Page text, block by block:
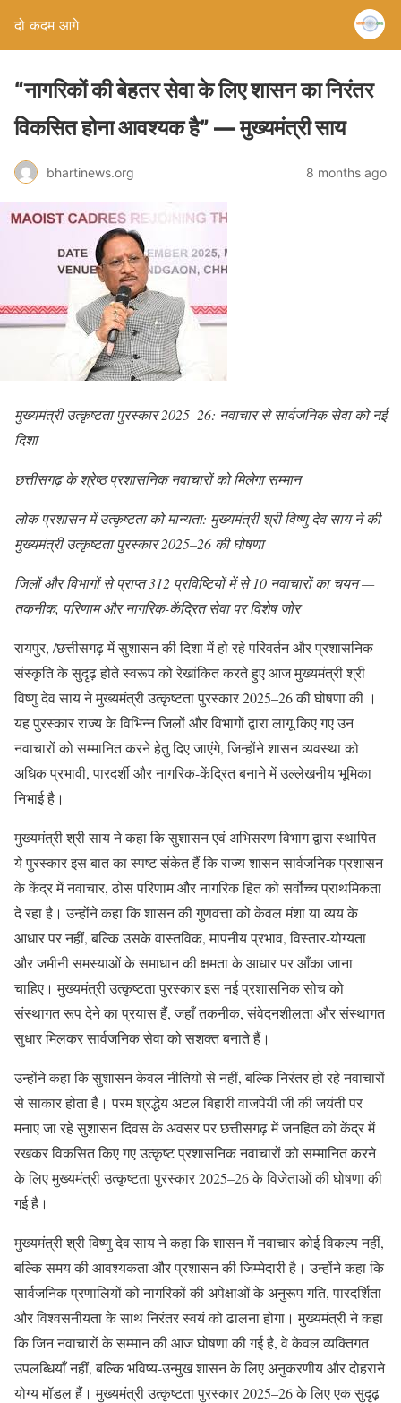
दो कदम आगे
“नागरिकों की बेहतर सेवा के लिए शासन का निरंतर
विकसित होना आवश्यक है” — मुख्यमंत्री साय
bhartinews.org 8 months ago
मुख्यमंत्री उत्कृष्टता पुरस्कार 2025–26: नवाचार से सार्वजनिक सेवा को नई
दिशा
छत्तीसगढ़ के श्रेष्ठ प्रशासनिक नवाचारों को मिलेगा सम्मान
लोक प्रशासन में उत्कृष्टता को मान्यता: मुख्यमंत्री श्री विष्णु देव साय ने की
मुख्यमंत्री उत्कृष्टता पुरस्कार 2025–26 की घोषणा
जिलों और विभागों से प्राप्त 312 प्रविष्टियों में से 10 नवाचारों का चयन —
तकनीक, परिणाम और नागरिक-केंद्रित सेवा पर विशेष जोर
रायपुर, /छत्तीसगढ़ में सुशासन की दिशा में हो रहे परिवर्तन और प्रशासनिक
संस्कृति के सुदृढ़ होते स्वरूप को रेखांकित करते हुए आज मुख्यमंत्री श्री
विष्णु देव साय ने मुख्यमंत्री उत्कृष्टता पुरस्कार 2025–26 की घोषणा की ।
यह पुरस्कार राज्य के विभिन्न जिलों और विभागों द्वारा लागू किए गए उन
नवाचारों को सम्मानित करने हेतु दिए जाएंगे, जिन्होंने शासन व्यवस्था को
अधिक प्रभावी, पारदर्शी और नागरिक-केंद्रित बनाने में उल्लेखनीय भूमिका
निभाई है।
मुख्यमंत्री श्री साय ने कहा कि सुशासन एवं अभिसरण विभाग द्वारा स्थापित
ये पुरस्कार इस बात का स्पष्ट संकेत हैं कि राज्य शासन सार्वजनिक प्रशासन
के केंद्र में नवाचार, ठोस परिणाम और नागरिक हित को सर्वोच्च प्राथमिकता
दे रहा है। उन्होंने कहा कि शासन की गुणवत्ता को केवल मंशा या व्यय के
आधार पर नहीं, बल्कि उसके वास्तविक, मापनीय प्रभाव, विस्तार-योग्यता
और जमीनी समस्याओं के समाधान की क्षमता के आधार पर आँका जाना
चाहिए। मुख्यमंत्री उत्कृष्टता पुरस्कार इस नई प्रशासनिक सोच को
संस्थागत रूप देने का प्रयास हैं, जहाँ तकनीक, संवेदनशीलता और संस्थागत
सुधार मिलकर सार्वजनिक सेवा को सशक्त बनाते हैं।
उन्होंने कहा कि सुशासन केवल नीतियों से नहीं, बल्कि निरंतर हो रहे नवाचारों
से साकार होता है। परम श्रद्धेय अटल बिहारी वाजपेयी जी की जयंती पर
मनाए जा रहे सुशासन दिवस के अवसर पर छत्तीसगढ़ में जनहित को केंद्र में
रखकर विकसित किए गए उत्कृष्ट प्रशासनिक नवाचारों को सम्मानित करने
के लिए मुख्यमंत्री उत्कृष्टता पुरस्कार 2025–26 के विजेताओं की घोषणा की
गई है।
मुख्यमंत्री श्री विष्णु देव साय ने कहा कि शासन में नवाचार कोई विकल्प नहीं,
बल्कि समय की आवश्यकता और प्रशासन की जिम्मेदारी है। उन्होंने कहा कि
सार्वजनिक प्रणालियों को नागरिकों की अपेक्षाओं के अनुरूप गति, पारदर्शिता
और विश्वसनीयता के साथ निरंतर स्वयं को ढालना होगा। मुख्यमंत्री ने कहा
कि जिन नवाचारों के सम्मान की आज घोषणा की गई है, वे केवल व्यक्तिगत
उपलब्धियाँ नहीं, बल्कि भविष्य-उन्मुख शासन के लिए अनुकरणीय और दोहराने
योग्य मॉडल हैं। मुख्यमंत्री उत्कृष्टता पुरस्कार 2025–26 के लिए एक सुदृढ़